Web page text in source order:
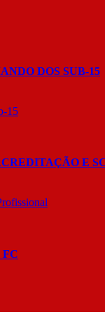
DOS SUB-15
15
E
FC